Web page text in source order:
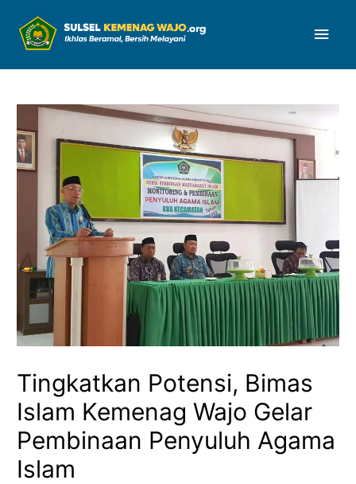
Tingkatkan Potensi, Bimas
Islam Kemenag Wajo Gelar
Pembinaan Penyuluh Agama
Islam